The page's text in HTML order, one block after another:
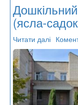
(ясла-
Читати далі про
заклад
(ясла-
садок)